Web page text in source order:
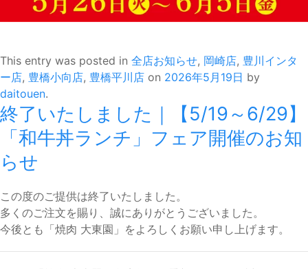
This entry was posted in 全店お知らせ, 岡崎店, 豊川インタ
ー店, 豊橋小向店, 豊橋平川店 on 2026年5月19日 by
daitouen.
終了いたしました｜【5/19～6/29】
「和牛丼ランチ」フェア開催のお知
らせ
この度のご提供は終了いたしました。
多くのご注文を賜り、誠にありがとうございました。
今後とも「焼肉 大東園」をよろしくお願い申し上げます。